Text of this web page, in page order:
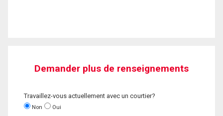
Demander plus de renseignements
Travaillez-vous actuellement avec un courtier?
Non Oui